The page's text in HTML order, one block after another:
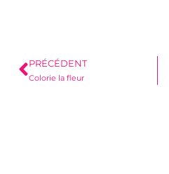
PRÉCÉDENT
Colorie la fleur